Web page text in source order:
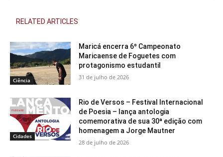
RELATED ARTICLES
Ciência
Maricá encerra 6º Campeonato
Maricaense de Foguetes com
protagonismo estudantil
31 de julho de 2026
Cidades
Rio de Versos – Festival Internacional
de Poesia – lança antologia
comemorativa de sua 30ª edição com
homenagem a Jorge Mautner
28 de julho de 2026